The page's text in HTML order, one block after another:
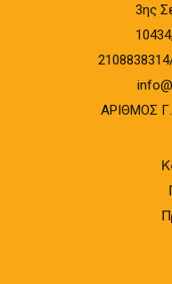
3ης
ΑΡΙΘΜΟΣ